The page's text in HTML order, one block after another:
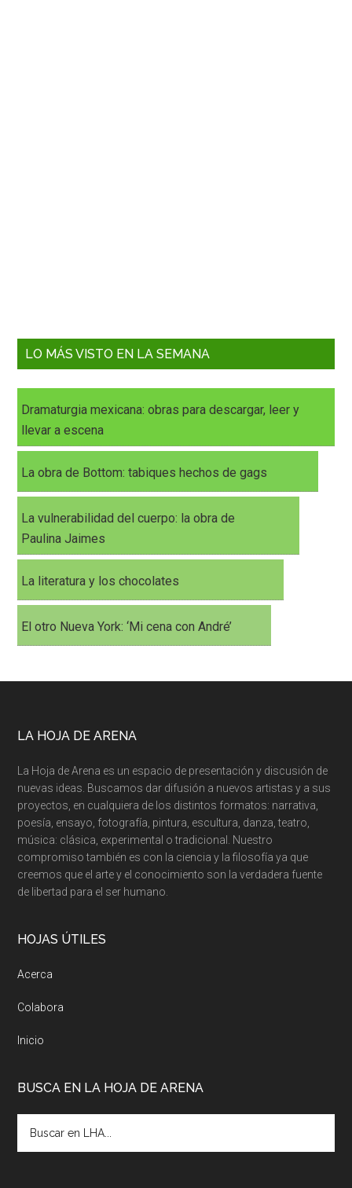
LO MÁS VISTO EN LA SEMANA
Dramaturgia mexicana: obras para descargar, leer y
llevar a escena
La obra de Bottom: tabiques hechos de gags
La vulnerabilidad del cuerpo: la obra de
Paulina Jaimes
La literatura y los chocolates
El otro Nueva York: ‘Mi cena con André’
LA HOJA DE ARENA
La Hoja de Arena es un espacio de presentación y discusión de
nuevas ideas. Buscamos dar difusión a nuevos artistas y a sus
proyectos, en cualquiera de los distintos formatos: narrativa,
poesía, ensayo, fotografía, pintura, escultura, danza, teatro,
música: clásica, experimental o tradicional. Nuestro
compromiso también es con la ciencia y la filosofía ya que
creemos que el arte y el conocimiento son la verdadera fuente
de libertad para el ser humano.
HOJAS ÚTILES
Acerca
Colabora
Inicio
BUSCA EN LA HOJA DE ARENA